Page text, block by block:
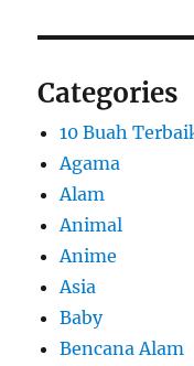
Categories
10 Buah
Agama
Alam
Animal
Anime
Asia
Baby
Bencana Alam